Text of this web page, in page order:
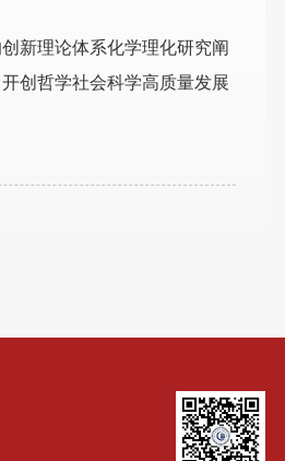
新理论体系化学理化研究阐
创哲学社会科学高质量发展